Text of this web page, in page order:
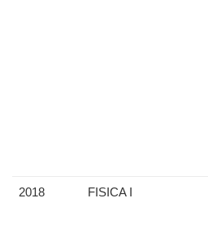
2018 FISICA I